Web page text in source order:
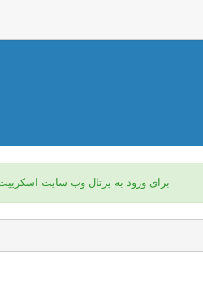
برای ورود به پرتال وب سایت